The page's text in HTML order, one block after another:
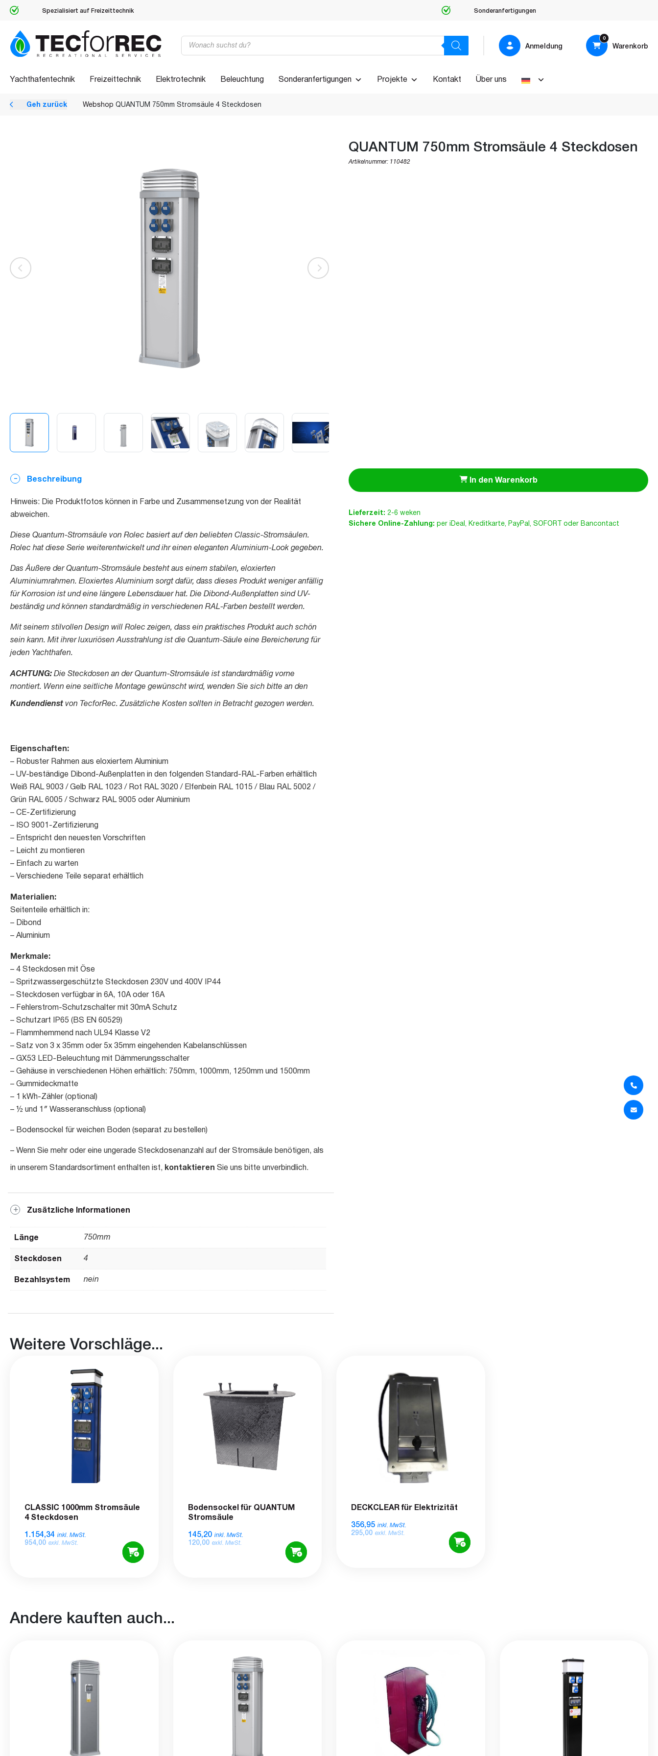
Spezialisiert auf Freizeittechnik Sonderanfertigungen
Products
search Anmeldung
0
Warenkorb
Yachthafentechnik Freizeittechnik Elektrotechnik Beleuchtung Sonderanfertigungen Projekte Kontakt Über uns
Geh zurück Webshop QUANTUM 750mm Stromsäule 4 Steckdosen
Beschreibung
Hinweis: Die Produktfotos können in Farbe und Zusammensetzung von der Realität
abweichen.
Diese Quantum-Stromsäule von Rolec basiert auf den beliebten Classic-Stromsäulen.
Rolec hat diese Serie weiterentwickelt und ihr einen eleganten Aluminium-Look gegeben.
Das Äußere der Quantum-Stromsäule besteht aus einem stabilen, eloxierten
Aluminiumrahmen. Eloxiertes Aluminium sorgt dafür, dass dieses Produkt weniger anfällig
für Korrosion ist und eine längere Lebensdauer hat. Die Dibond-Außenplatten sind UV-
beständig und können standardmäßig in verschiedenen RAL-Farben bestellt werden.
Mit seinem stilvollen Design will Rolec zeigen, dass ein praktisches Produkt auch schön
sein kann. Mit ihrer luxuriösen Ausstrahlung ist die Quantum-Säule eine Bereicherung für
jeden Yachthafen.
ACHTUNG:Die Steckdosen an der Quantum-Stromsäule ist standardmäßig vorne
montiert. Wenn eine seitliche Montage gewünscht wird, wenden Sie sich bitte an den
Kundendienstvon TecforRec. Zusätzliche Kosten sollten in Betracht gezogen werden.
Eigenschaften:
– Robuster Rahmen aus eloxiertem Aluminium
– UV-beständige Dibond-Außenplatten in den folgenden Standard-RAL-Farben erhältlich
Weiß RAL 9003 / Gelb RAL 1023 / Rot RAL 3020 / Elfenbein RAL 1015 / Blau RAL 5002 /
Grün RAL 6005 / Schwarz RAL 9005 oder Aluminium
– CE-Zertifizierung
– ISO 9001-Zertifizierung
– Entspricht den neuesten Vorschriften
– Leicht zu montieren
– Einfach zu warten
– Verschiedene Teile separat erhältlich
Materialien:
Seitenteile erhältlich in:
– Dibond
– Aluminium
Merkmale:
– 4 Steckdosen mit Öse
– Spritzwassergeschützte Steckdosen 230V und 400V IP44
– Steckdosen verfügbar in 6A, 10A oder 16A
– Fehlerstrom-Schutzschalter mit 30mA Schutz
– Schutzart IP65 (BS EN 60529)
– Flammhemmend nach UL94 Klasse V2
– Satz von 3 x 35mm oder 5x 35mm eingehenden Kabelanschlüssen
– GX53 LED-Beleuchtung mit Dämmerungsschalter
– Gehäuse in verschiedenen Höhen erhältlich: 750mm, 1000mm, 1250mm und 1500mm
– Gummideckmatte
– 1 kWh-Zähler (optional)
– ½ und 1″ Wasseranschluss (optional)
– Bodensockel für weichen Boden (separat zu bestellen)
– Wenn Sie mehr oder eine ungerade Steckdosenanzahl auf der Stromsäule benötigen, als
in unserem Standardsortiment enthalten ist, kontaktieren Sie uns bitte unverbindlich.
Zusätzliche Informationen
Länge 750mm
Steckdosen 4
Bezahlsystem nein
QUANTUM 750mm Stromsäule 4 Steckdosen
Artikelnummer: 110482
In den Warenkorb
Lieferzeit: 2-6 weken
Sichere Online-Zahlung: per iDeal, Kreditkarte, PayPal, SOFORT oder Bancontact
Weitere Vorschläge...
CLASSIC 1000mm Stromsäule
4 Steckdosen
1.154,34 inkl. MwSt.
954,00 exkl. MwSt.
Bodensockel für QUANTUM
Stromsäule
145,20 inkl. MwSt.
120,00 exkl. MwSt.
DECKCLEAR für Elektrizität
356,95 inkl. MwSt.
295,00 exkl. MwSt.
Andere kauften auch...